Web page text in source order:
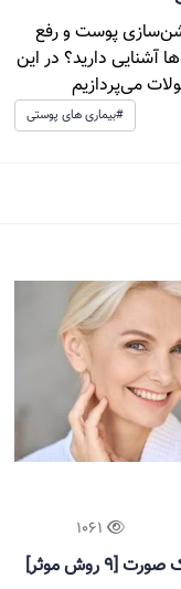
پوست و رفع
آشنایی دارید؟ در این
می‌پردازیم
#بیماری های پوستی
1061
روش موثر]